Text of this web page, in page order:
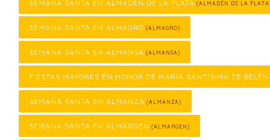
SEMANA SANTA EN ALMADÉN DE LA PLATA (ALMADÉN DE LA
SEMANA SANTA EN ALMAGRO (ALMAGRO)
SEMANA SANTA EN ALMANSA (ALMANSA)
FIESTAS MAYORES EN HONOR DE MARÍA SANTÍSIMA DE BELÉN
SEMANA SANTA EN ALMANZA (ALMANZA)
SEMANA SANTA EN ALMARGEN (ALMARGEN)